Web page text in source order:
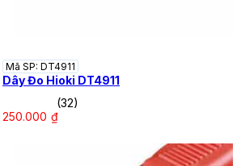
Mã SP: DT4911
Dây Đo Hioki DT4911
(32)
250.000 ₫